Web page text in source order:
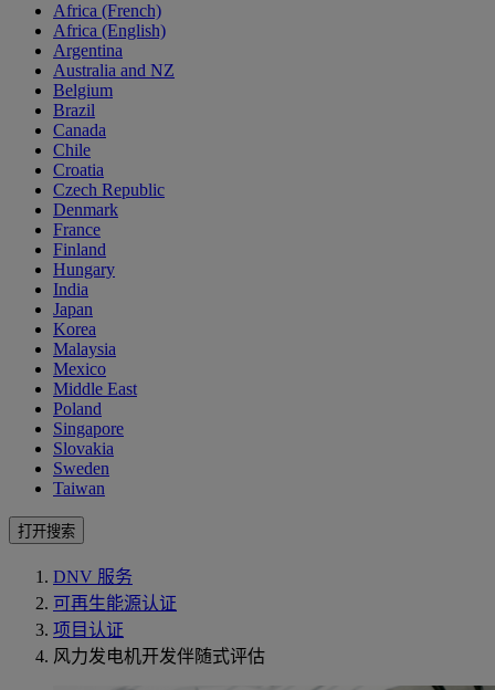
Africa (French)
Africa (English)
Argentina
Australia and NZ
Belgium
Brazil
Canada
Chile
Croatia
Czech Republic
Denmark
France
Finland
Hungary
India
Japan
Korea
Malaysia
Mexico
Middle East
Poland
Singapore
Slovakia
Sweden
Taiwan
打开搜索
DNV 服务
可再生能源认证
项目认证
风力发电机开发伴随式评估